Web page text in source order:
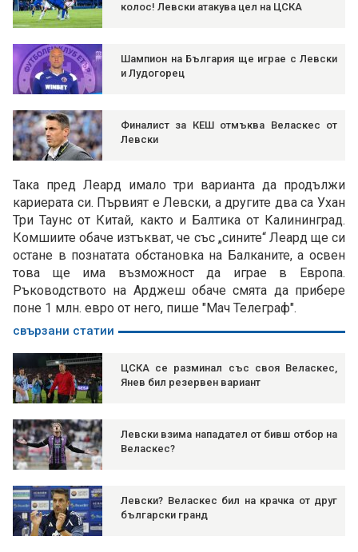
колос! Левски атакува цел на ЦСКА
Шампион на България ще играе с Левски
и Лудогорец
Финалист за КЕШ отмъква Веласкес от
Левски
Така пред Леард имало три варианта да продължи
кариерата си. Първият е Левски, а другите два са Ухан
Три Таунс от Китай, както и Балтика от Калининград.
Комшиите обаче изтъкват, че със „сините“ Леард ще си
остане в познатата обстановка на Балканите, а освен
това ще има възможност да играе в Европа.
Ръководството на Арджеш обаче смята да прибере
поне 1 млн. евро от него, пише "Мач Телеграф".
свързани статии
ЦСКА се разминал със своя Веласкес,
Янев бил резервен вариант
Левски взима нападател от бивш отбор на
Веласкес?
Левски? Веласкес бил на крачка от друг
български гранд